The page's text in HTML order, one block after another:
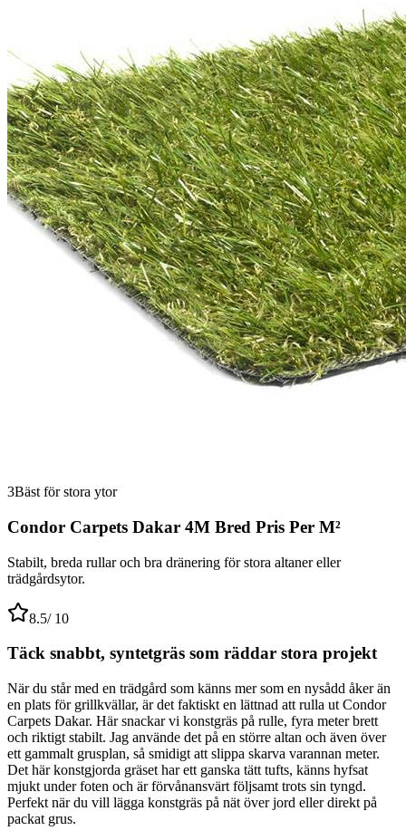
3Bäst för stora ytor
Condor Carpets Dakar 4M Bred Pris Per M²
Stabilt, breda rullar och bra dränering för stora altaner eller
trädgårdsytor.
8.5/ 10
Täck snabbt, syntetgräs som räddar stora projekt
När du står med en trädgård som känns mer som en nysådd åker än
en plats för grillkvällar, är det faktiskt en lättnad att rulla ut Condor
Carpets Dakar. Här snackar vi konstgräs på rulle, fyra meter brett
och riktigt stabilt. Jag använde det på en större altan och även över
ett gammalt grusplan, så smidigt att slippa skarva varannan meter.
Det här konstgjorda gräset har ett ganska tätt tufts, känns hyfsat
mjukt under foten och är förvånansvärt följsamt trots sin tyngd.
Perfekt när du vill lägga konstgräs på nät över jord eller direkt på
packat grus.